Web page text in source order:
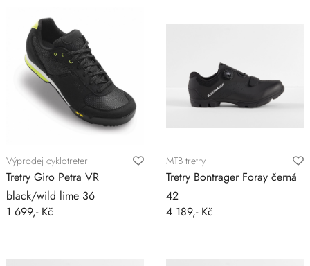
Výprodej cyklotreter
Tretry Giro Petra VR
black/wild lime 36
1 699,- Kč
MTB tretry
Tretry Bontrager Foray černá
42
4 189,- Kč